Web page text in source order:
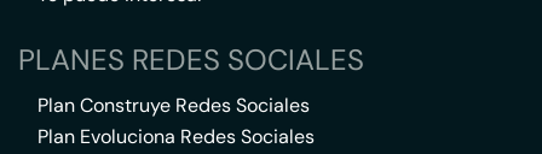
PLANES REDES SOCIALES
Plan Construye Redes Sociales
Plan Evoluciona Redes Sociales